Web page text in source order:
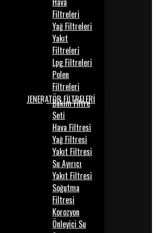
Filtreleri
Yağ Filtreleri
Yakıt
Filtreleri
Lpg Filtreleri
Polen
Filtreleri
JENERATÖR FİLTRELERİ
Bakım Filtre
Seti
Hava Filtresi
Yağ Filtresi
Yakıt Filtresi
Su Ayırıcı
Yakıt Filtresi
Soğutma
Filtresi
Korozyon
Önleyici Su